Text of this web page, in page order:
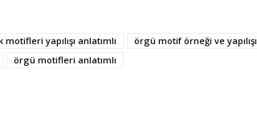
yapılışı anlatımlı örgü motif örneği ve yapılışı
örgü motifleri anlatımlı